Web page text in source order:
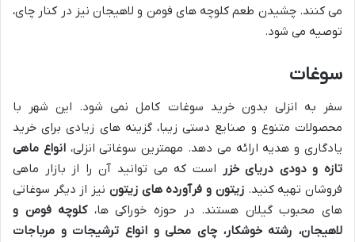
می کنند. چشیدن طعم کلوچه های فومن و لاهیجان نیز در کنار چای،
توصیه می شود.
سوغات
سفر به انزلی بدون خرید سوغات کامل نمی شود. این شهر با
محصولات متنوع و صنایع دستی زیبا، گزینه های زیادی برای خرید
یادگاری و هدیه ارائه می دهد. مهمترین سوغاتی انزلی،انواع ماهی
تازه و دودی دریای خزر است که می توانید آن را از بازار ماهی
فروشان تهیه کنید.زیتون و فرآورده های زیتون نیز از دیگر سوغاتی
های محبوب گیلان هستند. در حوزه خوراکی ها،کلوچه فومن و
لاهیجان، رشته خوشکار، چای محلی و انواع ترشیجات و مرباجات